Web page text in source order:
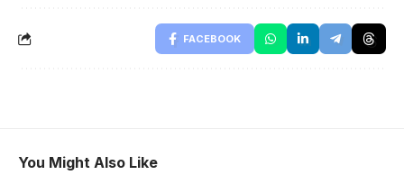
FACEBOOK
You Might Also Like